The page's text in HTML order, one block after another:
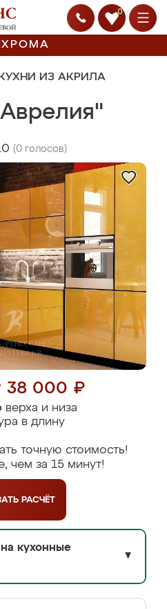
0
КУХНИ ИЗ АКРИЛА
(0 голосов)
38 000 ₽
верха и низа
в длину
точную стоимость!
чем за 15 минут!
РАСЧЁТ
кухонные
▼